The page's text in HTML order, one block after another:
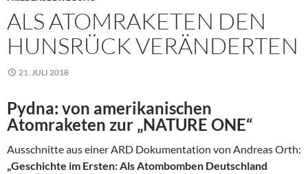
ALS ATOMRAKETEN DEN
HUNSRÜCK VERÄNDERTEN
21. JULI 2018
Pydna: von amerikanischen
Atomraketen zur „NATURE ONE“
Ausschnitte aus einer ARD Dokumentation von Andreas Orth:
„Geschichte im Ersten: Als Atombomben Deutschland